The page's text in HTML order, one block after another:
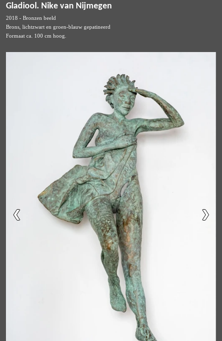
Gladiool. Nike van Nijmegen
2018 - Bronzen beeld
Brons, lichtzwart en groen-blauw gepatineerd
Formaat ca. 100 cm hoog.